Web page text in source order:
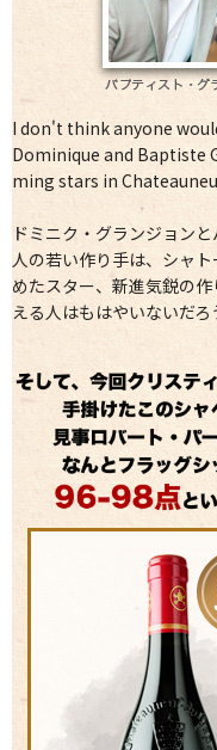
I don't think anyone
Dominique and Baptiste
ming stars in
ドミニク・グランジョン
人の若い作り手は、シャ
めたスター、新進気鋭の
える人はもはやいないだろ